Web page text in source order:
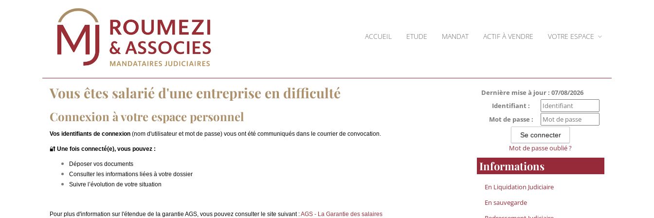
ACCUEIL ETUDE MANDAT ACTIF À VENDRE VOTRE ESPACE
Dernière mise à jour : 07/08/2026
Identifiant :
Mot de passe :
Mot de passe oublié ?
Informations
En Liquidation Judiciaire
En sauvegarde
Vous êtes salarié d'une entreprise en difficulté
Connexion à votre espace personnel
Vos identifiants de connexion (nom d'utilisateur et mot de passe) vous ont été communiqués dans le courrier de convocation.
🔐 Une fois connecté(e), vous pouvez :
Déposer vos documents
Consulter les informations liées à votre dossier
Suivre l’évolution de votre situation
Pour plus d'information sur l'étendue de la garantie AGS, vous pouvez consulter le site suivant :AGS - La Garantie des salaires